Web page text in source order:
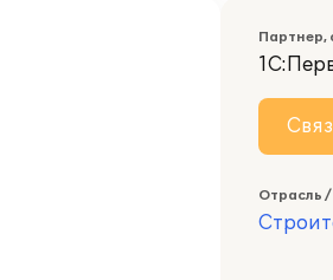
Партнер,
Отрасль